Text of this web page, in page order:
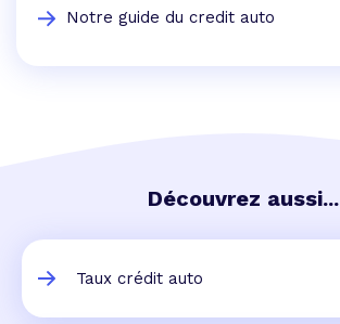
Notre guide du credit auto
Découvrez aussi...
Taux crédit auto